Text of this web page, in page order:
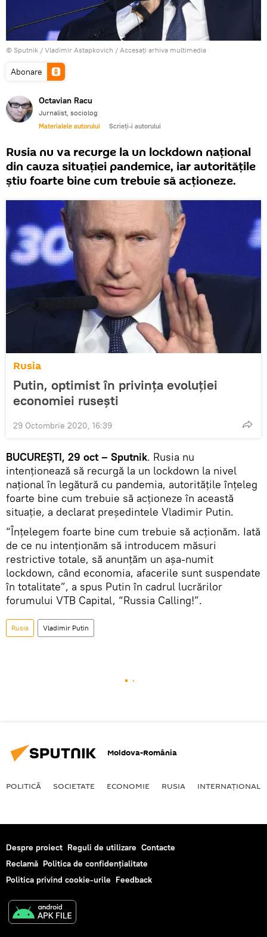
© Sputnik / Vladimir Astapkovich / Accesați arhiva multimedia
Abonare
Octavian Racu
Jurnalist, sociolog
Materialele autorului Scrieți-i autorului
Rusia nu va recurge la un lockdown național
din cauza situației pandemice, iar autoritățile
știu foarte bine cum trebuie să acționeze.
Rusia
Putin, optimist în privința evoluției
economiei rusești
29 Octombrie 2020, 16:39
BUCUREȘTI, 29 oct – Sputnik. Rusia nu
intenționează să recurgă la un lockdown la nivel
național în legătură cu pandemia, autoritățile înțeleg
foarte bine cum trebuie să acționeze în această
situație, a declarat președintele Vladimir Putin.
“Înțelegem foarte bine cum trebuie să acționăm. Iată
de ce nu intenționăm să introducem măsuri
restrictive totale, să anunțăm un așa-numit
lockdown, când economia, afacerile sunt suspendate
în totalitate”, a spus Putin în cadrul lucrărilor
forumului VTB Capital, “Russia Calling!”.
Rusia Vladimir Putin
Moldova-România
POLITICĂ SOCIETATE ECONOMIE RUSIA INTERNAŢIONAL
Despre proiect Reguli de utilizare Contacte
Reclamă Politica de confidențialitate
Politica privind cookie-urile Feedback